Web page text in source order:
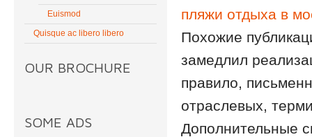
Euismod
Quisque ac libero libero
OUR BROCHURE
SOME ADS
пляжи отдыха в
Похожие
замедлил
правило,
отраслевых,
Дополнительные